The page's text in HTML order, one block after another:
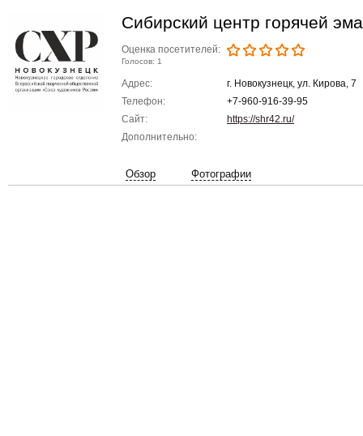
Сибирский центр горячей
Оценка посетителей:
Голосов: 1
Адрес:
г. Новокузнецк, ул. Кирова, 7
Телефон:
+7-960-916-39-95
Сайт:
https://shr42.ru/
Дополнительно:
Обзор Фотографии